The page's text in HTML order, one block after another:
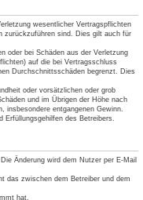
wesentlicher Vertragspflichten
zurückzuführen sind. Dies gilt auch für
oder bei Schäden aus der Verletzung
auf die bei Vertragsschluss
Durchschnittsschäden begrenzt. Dies
oder vorsätzlichen oder grob
und im Übrigen der Höhe nach
insbesondere entgangenen Gewinn.
Erfüllungsgehilfen des Betreibers.
Änderung wird dem Nutzer per E-Mail
das zwischen dem Betreiber und dem
hat.